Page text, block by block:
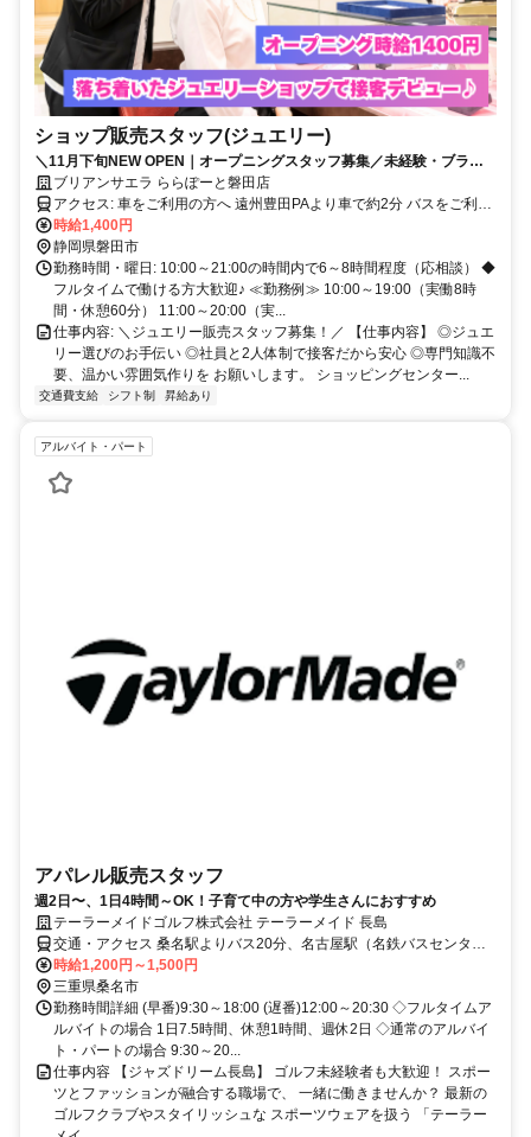
ショップ販売スタッフ(ジュエリー)
＼11月下旬NEW OPEN｜オープニングスタッフ募集／未経験・ブラン
クOK！ショッピングセンター内のゆったり接客できるジュエリー店で働
きませんか？♪
ブリアンサエラ ららぽーと磐田店
アクセス: 車をご利用の方へ 遠州豊田PAより車で約2分 バスをご利用
の方へ JR東海道本線「磐田駅」磐田駅北口2のりばより、バスで約
20分
時給1,400円
静岡県磐田市
勤務時間・曜日: 10:00～21:00の時間内で6～8時間程度（応相談） ◆
フルタイムで働ける方大歓迎♪ ≪勤務例≫ 10:00～19:00（実働8時
間・休憩60分） 11:00～20:00（実...
仕事内容: ＼ジュエリー販売スタッフ募集！／ 【仕事内容】 ◎ジュエ
リー選びのお手伝い ◎社員と2人体制で接客だから安心 ◎専門知識不
要、温かい雰囲気作りを お願いします。 ショッピングセンター...
交通費支給 シフト制 昇給あり
アルバイト・パート
アパレル販売スタッフ
週2日〜、1日4時間～OK！子育て中の方や学生さんにおすすめ
テーラーメイドゴルフ株式会社 テーラーメイド 長島
交通・アクセス 桑名駅よりバス20分、名古屋駅（名鉄バスセンタ
ー）・栄（オアシス21）から直通バスで1時間弱、四日市市中心部か
ら車で約30分、鈴鹿市中心部から車で約50分
時給1,200円～1,500円
三重県桑名市
勤務時間詳細 (早番)9:30～18:00 (遅番)12:00～20:30 ◇フルタイムア
ルバイトの場合 1日7.5時間、休憩1時間、週休2日 ◇通常のアルバイ
ト・パートの場合 9:30～20...
仕事内容 【ジャズドリーム長島】 ゴルフ未経験者も大歓迎！ スポー
ツとファッションが融合する職場で、 一緒に働きませんか？ 最新の
ゴルフクラブやスタイリッシュな スポーツウェアを扱う 「テーラー